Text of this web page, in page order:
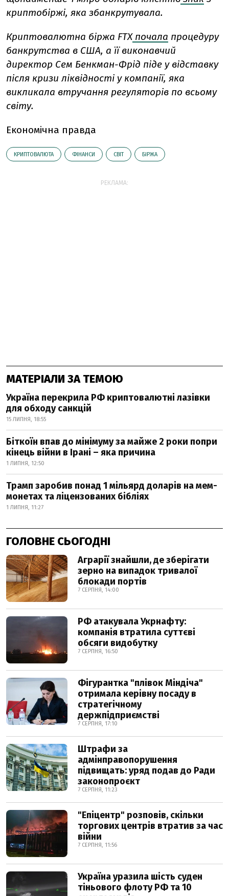
криптобіржі, яка збанкрутувала.
Криптовалютна біржа FTX почала процедуру
банкрутства в США, а її виконавчий
директор Сем Бенкман-Фрід піде у відставку
після кризи ліквідності у компанії, яка
викликала втручання регуляторів по всьому
світу.
Економічна правда
КРИПТОВАЛЮТА ФІНАНСИ СВІТ БІРЖА
РЕКЛАМА:
МАТЕРІАЛИ ЗА ТЕМОЮ
Україна перекрила РФ криптовалютні лазівки
для обходу санкцій
15 ЛИПНЯ, 18:55
Біткоїн впав до мінімуму за майже 2 роки попри
кінець війни в Ірані – яка причина
1 ЛИПНЯ, 12:50
Трамп заробив понад 1 мільярд доларів на мем-
монетах та ліцензованих бібліях
1 ЛИПНЯ, 11:27
ГОЛОВНЕ СЬОГОДНІ
Аграрії знайшли, де зберігати
зерно на випадок тривалої
блокади портів
7 СЕРПНЯ, 14:00
РФ атакувала Укрнафту:
компанія втратила суттєві
обсяги видобутку
7 СЕРПНЯ, 16:50
Фігурантка "плівок Міндіча"
отримала керівну посаду в
стратегічному
держпідприємстві
7 СЕРПНЯ, 17:10
Штрафи за
адмінправопорушення
підвищать: уряд подав до Ради
законопроєкт
7 СЕРПНЯ, 11:23
"Епіцентр" розповів, скільки
торгових центрів втратив за час
війни
7 СЕРПНЯ, 11:56
Україна уразила шість суден
тіньового флоту РФ та 10